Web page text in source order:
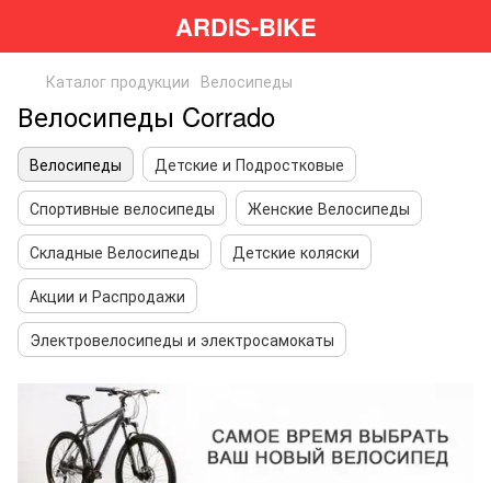
ARDIS-BIKE
Каталог продукции Велосипеды
Велосипеды Corrado
Велосипеды
Детские и Подростковые
Спортивные велосипеды
Женские Велосипеды
Складные Велосипеды
Детские коляски
Акции и Распродажи
Электровелосипеды и электросамокаты